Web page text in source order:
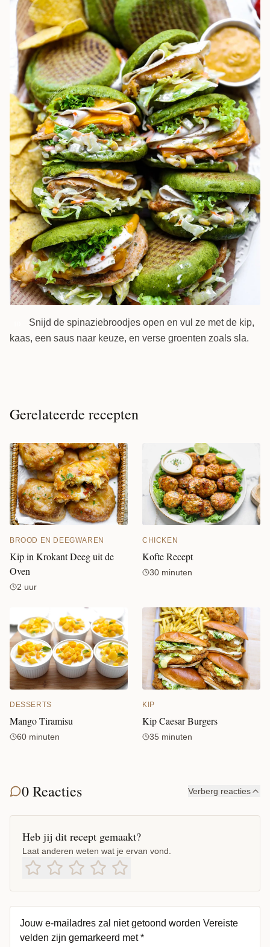
Snijd de spinaziebroodjes open en vul ze met de kip,
kaas, een saus naar keuze, en verse groenten zoals sla.
Gerelateerde recepten
BROOD EN DEEGWAREN
Kip in Krokant Deeg uit de
Oven
2 uur
CHICKEN
Kofte Recept
30 minuten
DESSERTS
Mango Tiramisu
60 minuten
KIP
Kip Caesar Burgers
35 minuten
0 Reacties Verberg reacties
Heb jij dit recept gemaakt?
Laat anderen weten wat je ervan vond.
Jouw e-mailadres zal niet getoond worden Vereiste
velden zijn gemarkeerd met*